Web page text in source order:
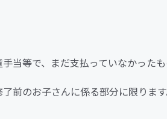
当等で、まだ支払っていなかった
前のお子さんに係る部分に限ります